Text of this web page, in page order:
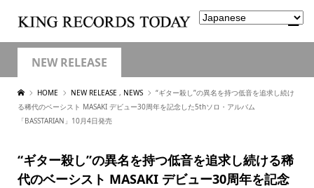
NEW RELEASE
HOME NEW RELEASE , NEWS
“ギター殺し”の異名を持つ低音を追求し続け
る稀代のベーシスト MASAKI デビュー30周年を記念した5thソロ・アルバム
「BASSTARIAN」10月4日発売
“ギター殺し”の異名を持つ低音を追求し続ける稀
代のベーシスト MASAKI デビュー30周年を記念